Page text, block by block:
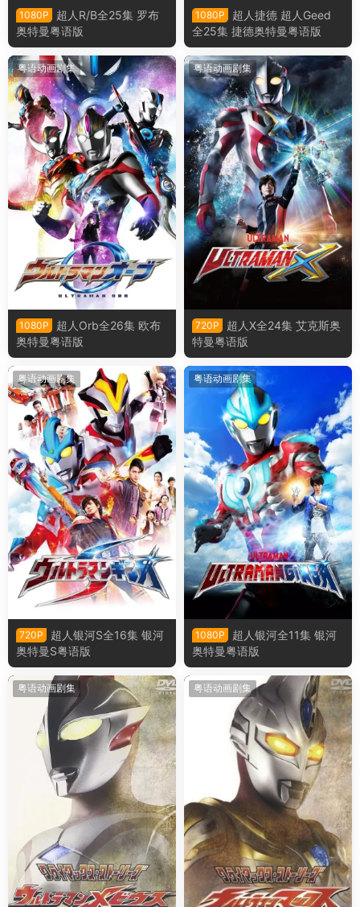
1080P
超人R/B全25集 罗布
奥特曼粤语版
1080P
超人捷德 超人Geed
全25集 捷德奥特曼粤语版
粤语动画剧集
1080P
超人Orb全26集 欧布
奥特曼粤语版
粤语动画剧集
720P
超人X全24集 艾克斯奥
特曼粤语版
粤语动画剧集
720P
超人银河S全16集 银河
奥特曼S粤语版
粤语动画剧集
1080P
超人银河全11集 银河
奥特曼粤语版
粤语动画剧集 粤语动画剧集